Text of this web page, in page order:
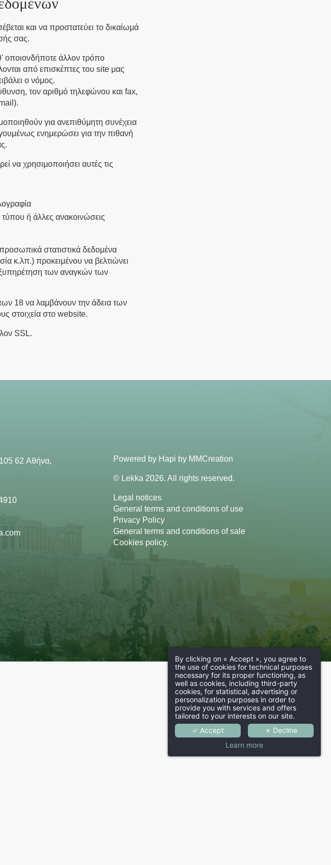
και να προστατεύει το δικαίωμά
σας.
οποιονδήποτε άλλον τρόπο
από επισκέπτες του site μας
ο νόμος.
τον αριθμό τηλεφώνου και fax,
για ανεπιθύμητη συνέχεια
ενημερώσει για την πιθανή
να χρησιμοποιήσει αυτές τις
ή άλλες ανακοινώσεις
στατιστικά δεδομένα
κ.λπ.) προκειμένου να βελτιώνει
των αναγκών των
18 να λαμβάνουν την άδεια των
στοιχεία στο website.
SSL.
62 Αθήνα,
Powered by Hapi by MMCreation
© Lekka 2026. All rights reserved.
Legal notices
General terms and conditions of use
Privacy Policy
General terms and conditions of sale
Cookies policy.
By clicking on « Accept », you agree to
the use of cookies for technical purposes
necessary for its proper functioning, as
well as cookies, including third-party
cookies, for statistical, advertising or
personalization purposes in order to
provide you with services and offers
tailored to your interests on our site.
✓ Accept
✗ Decline
Learn more